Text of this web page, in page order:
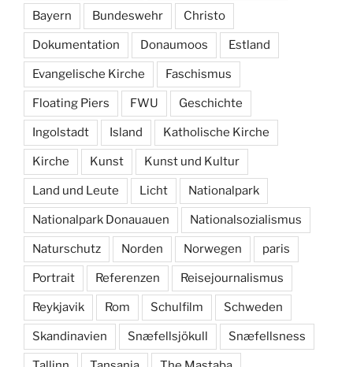
Bayern Bundeswehr Christo
Dokumentation Donaumoos Estland
Evangelische Kirche Faschismus
Floating Piers FWU Geschichte
Ingolstadt Island Katholische Kirche
Kirche Kunst Kunst und Kultur
Land und Leute Licht Nationalpark
Nationalpark Donauauen Nationalsozialismus
Naturschutz Norden Norwegen paris
Portrait Referenzen Reisejournalismus
Reykjavik Rom Schulfilm Schweden
Skandinavien Snæfellsjökull Snæfellsness